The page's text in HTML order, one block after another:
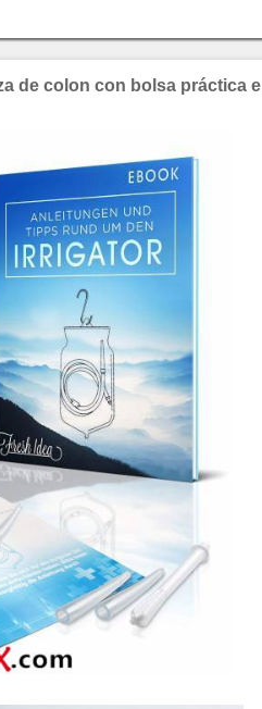
de colon con bolsa